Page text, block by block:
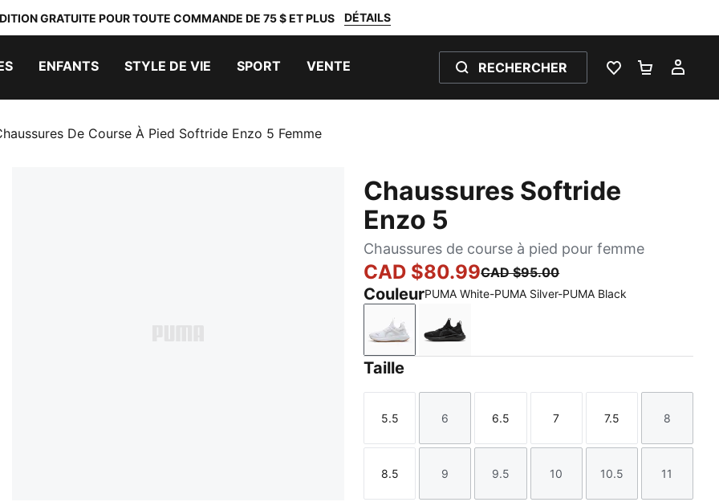
GRATUITE POUR TOUTE COMMANDE DE 75 $ ET PLUS DÉTAILS
ENFANTS STYLE DE VIE SPORT VENTE RECHERCHER
LISTE DEPANIER 0
De Course À Pied Softride Enzo 5 Femme
Chaussures Softride
Enzo 5
Chaussures de course à pied pour femme
CAD $80.99CAD $95.00
CouleurPUMA White-PUMA Silver-PUMA Black
PUMA White-PUMA Silver-PUMA Black
PUMA Black-PUMA Black-PUMA Silver
Taille
Taille
5.5
Taille
6
Taille
6.5
Taille
7
Taille
7.5
Taille
8
Taille
8.5
Taille
9
Taille
9.5
Taille
10
Taille
10.5
Taille
11